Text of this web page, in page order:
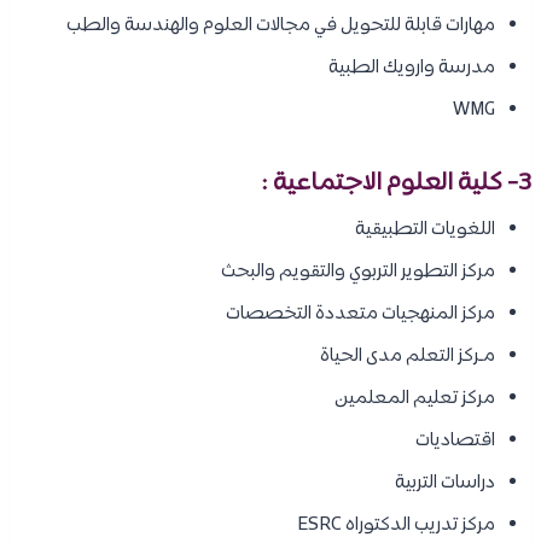
مهارات قابلة للتحويل في مجالات العلوم والهندسة والطب
مدرسة وارويك الطبية
WMG
3- كلية العلوم الاجتماعية :
اللغويات التطبيقية
مركز التطوير التربوي والتقويم والبحث
مركز المنهجيات متعددة التخصصات
مـركز التعلم مدى الحياة
مركز تعليم المعلمين
اقتصاديات
دراسات التربية
مركز تدريب الدكتوراه ESRC